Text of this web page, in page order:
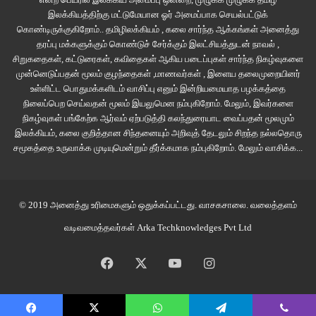
அழைத்துப் போகிறான். செகண்ட் ஹீரோயின் வந்தாச்சு. முடிதிருத்தும் பெண்,
ராஜகுமாரன் காதல் வலுவாகிறது. அவனுக்கு நாட்டில் ஏழைகள் இருப்பதே அவள்
சொல்லித்தான் தெரிகிறது. சமூகப் பிரக்ஞையோடு காதலுக்காக முடி துறக்க,
இது வேறே முடி, இளவரசன் தயார் – மீதியை சின்னத்திரையில் காண்க.
The Royal Treatment. Netflix Release .
முழுக்க kiwi கிவிகளே – நியூஸிலாந்து நடிகர்களே நடித்த படம் இது. இது போல்
இருக்கின்றன.
இலக்கியத்திற்கு மட்டுமேயான ஓர் அமைப்பாக செயல்பட்டுக்
கொண்டிருக்குகிறோம்.. தமிழிலக்கியம் , கலை சார்ந்த ஆக்கங்கள் அனைத்து
தரப்பு மக்களுக்கும் கொண்டுச் சேர்க்கும் இலட்சியத்துடன் நாவல் ,
சிறுகதைகள், கட்டுரைகள், கவிதைகள் ஆகிய படைப்புகள் சார்ந்த நிகழ்வுகளை
முன்னெடுப்பதன் மூலம் குழந்தைகள் ,மாணவர்கள் , இளைய தலைமுறையினர்
உள்ளிட்ட பொதுமக்களிடம் வாசிப்பு எனும் இன்றியமையாத பழக்கத்தை
நிலைப்பெற செய்வதன் மூலம் இயலுமென நம்புகிறோம். மேலும், இவர்களை
நிகழ்வுகள் பங்கேற்க ஆர்வம் ஏற்படுத்தி கலந்துரையாட வைப்பதன் மூலமும்
இலக்கியம், கலை குறித்தான சிந்தனையும் அறிவுத் தேடலும் சிறந்த நல்லதொரு
சமூகத்தை உருவாக்க முடியுமென்றும் தீர்க்கமாக நம்புகிறோம். மேலும் வாசிக்க...
© 2019 அனைத்து உரிமைகளும் ஒதுக்கப்பட்டது. வாசகசாலை . வலைத்தளம்
வடிவமைத்தவர்கள் Arka Techknowledges Pvt Ltd
Facebook YouTubeInstagram